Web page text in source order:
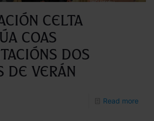
Celta
coas
dos
de verán
Read more-